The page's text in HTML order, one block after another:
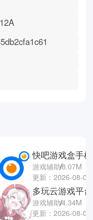
快吧游戏盒手
游戏辅助8.07M
更新：2026-08-07
多玩云游戏平台
游戏辅助4.34M
更新：2026-08-07